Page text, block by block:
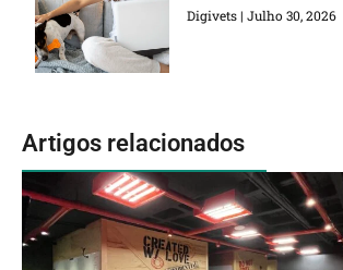
Digivets Julho 30, 2026
Artigos relacionados